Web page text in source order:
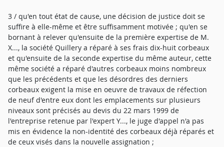
3 / qu'en tout état de cause, une décision de justice doit se
suffire à elle-même et être suffisamment motivée ; qu'en se
bornant à relever qu'ensuite de la première expertise de M.
X..., la société Quillery a réparé à ses frais dix-huit corbeaux
et qu'ensuite de la seconde expertise du même auteur, cette
même société a réparé d'autres corbeaux moins nombreux
que les précédents et que les désordres des derniers
corbeaux exigent la mise en oeuvre de travaux de réfection
de neuf d'entre eux dont les emplacements sur plusieurs
niveaux sont précisés au devis du 22 mars 1999 de
l'entreprise retenue par l'expert Y..., le juge d'appel n'a pas
mis en évidence la non-identité des corbeaux déjà réparés et
de ceux visés dans la nouvelle assignation ;